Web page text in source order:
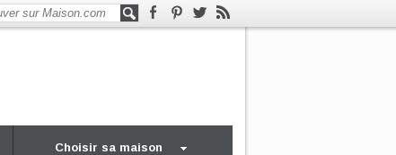
Choisir sa maison